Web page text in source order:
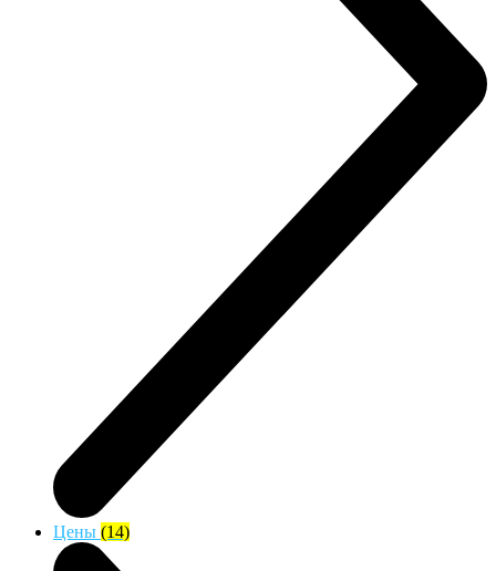
Цены (14)